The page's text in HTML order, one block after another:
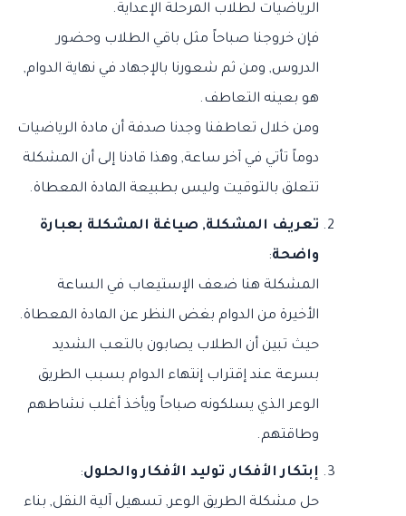
الرياضيات لطلاب المرحلة الإعداية.
فإن خروجنا صباحاً مثل باقي الطلاب وحضور
الدروس, ومن ثم شعورنا بالإجهاد في نهاية الدوام,
هو بعينه التعاطف.
ومن خلال تعاطفنا وجدنا صدفة أن مادة الرياضيات
دوماً تأتي في آخر ساعة, وهذا قادنا إلى أن المشكلة
تتعلق بالتوقيت وليس بطبيعة المادة المعطاة.
تعريف المشكلة, صياغة المشكلة بعبارة
واضحة:
المشكلة هنا ضعف الإستيعاب في الساعة
الأخيرة من الدوام بغض النظر عن المادة المعطاة.
حيث تبين أن الطلاب يصابون بالتعب الشديد
بسرعة عند إقتراب إنتهاء الدوام بسبب الطريق
الوعر الذي يسلكونه صباحاً ويأخذ أغلب نشاطهم
وطاقتهم.
إبتكار الأفكار, توليد الأفكار والحلول:
حل مشكلة الطريق الوعر, تسهيل آلية النقل, بناء